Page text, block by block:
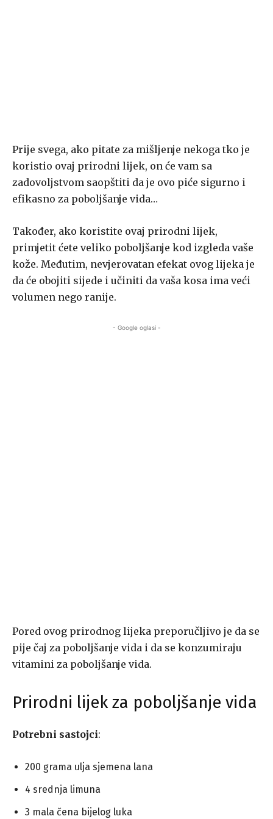
Prije svega, ako pitate za mišljenje nekoga tko je
koristio ovaj prirodni lijek, on će vam sa
zadovoljstvom saopštiti da je ovo piće sigurno i
efikasno za poboljšanje vida…
Također, ako koristite ovaj prirodni lijek,
primjetit ćete veliko poboljšanje kod izgleda vaše
kože. Međutim, nevjerovatan efekat ovog lijeka je
da će obojiti sijede i učiniti da vaša kosa ima veći
volumen nego ranije.
- Google oglasi -
Pored ovog prirodnog lijeka preporučljivo je da se
pije čaj za poboljšanje vida i da se konzumiraju
vitamini za poboljšanje vida.
Prirodni lijek za poboljšanje vida
Potrebni sastojci:
200 grama ulja sjemena lana
4 srednja limuna
3 mala čena bijelog luka